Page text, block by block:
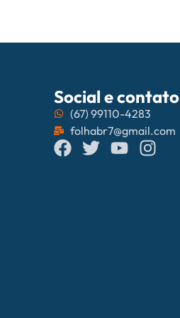
Social e contato
(67) 99110-4283
folhabr7@gmail.com